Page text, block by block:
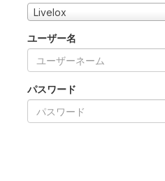
Livelox
ユーザー名
パスワード